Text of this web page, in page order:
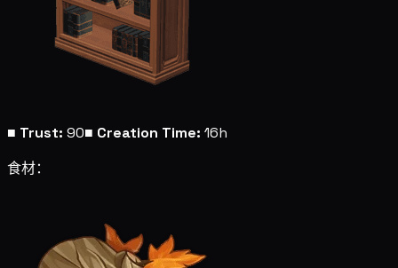
■ Trust: 90■ Creation Time: 16h
食材：